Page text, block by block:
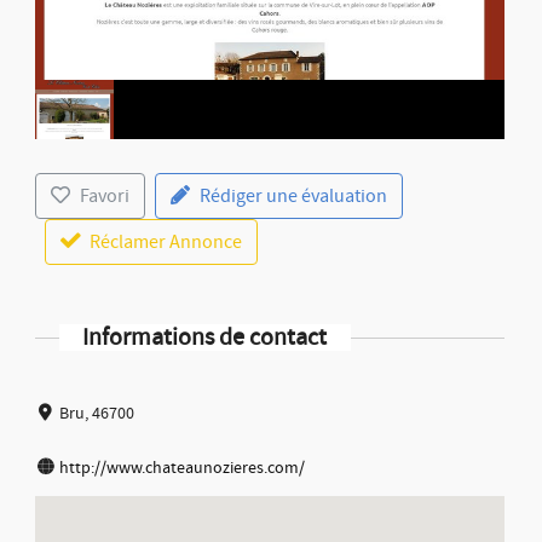
Favori
Rédiger une évaluation
Réclamer Annonce
Informations de contact
Bru, 46700
http://www.chateaunozieres.com/